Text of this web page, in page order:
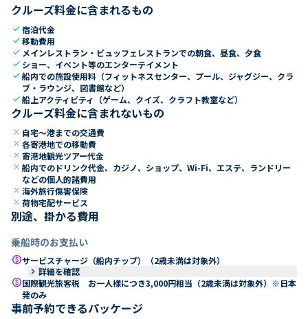
クルーズ料金に含まれるもの
check宿泊代金
check移動費用
check メインレストラン・ビュッフェレストランでの朝食、昼食、夕食
check ショー、イベント等のエンターテイメント
check船内での施設使用料（フィットネスセンター、プール、ジャグジー、クラ
ブ・ラウンジ、図書館など）
check船上アクティビティ（ゲーム、クイズ、クラフト教室など）
クルーズ料金に含まれないもの
close 自宅～港までの交通費
close 各寄港地での移動費
close 寄港地観光ツアー代金
close 船内でのドリンク代金、カジノ、ショップ、Wi-Fi、エステ、ランドリー
などの個人的諸費用
close 海外旅行傷害保険
close 荷物宅配サービス
別途、掛かる費用
乗船時のお支払い
paidサービスチャージ（船内チップ）（2歳未満は対象外）
keyboard_arrow_right 詳細を確認
paid国際観光旅客税 お一人様につき3,000円相当（2歳未満は対象外）※日本
発のみ
事前予約できるパッケージ